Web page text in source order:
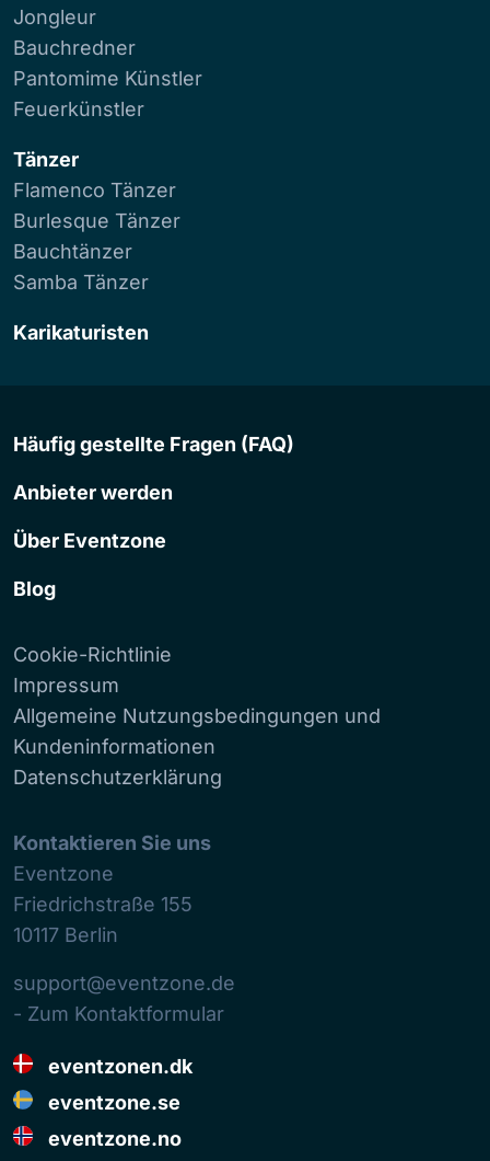
Jongleur
Bauchredner
Pantomime Künstler
Feuerkünstler
Tänzer
Flamenco Tänzer
Burlesque Tänzer
Bauchtänzer
Samba Tänzer
Karikaturisten
Häufig gestellte Fragen (FAQ)
Anbieter werden
Über Eventzone
Blog
Cookie-Richtlinie
Impressum
Allgemeine Nutzungsbedingungen und
Kundeninformationen
Datenschutzerklärung
Kontaktieren Sie uns
Eventzone
Friedrichstraße 155
10117 Berlin
support@eventzone.de
- Zum Kontaktformular
eventzonen.dk
eventzone.se
eventzone.no